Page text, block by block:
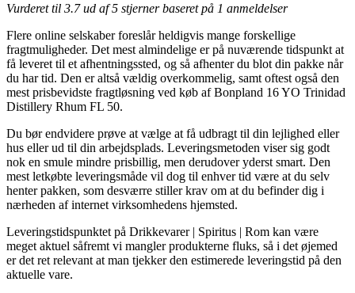
Vurderet til 3.7ud af 5 stjerner baseret på 1 anmeldelser
Flere online selskaber foreslår heldigvis mange forskellige
fragtmuligheder. Det mest almindelige er på nuværende tidspunkt at
få leveret til et afhentningssted, og så afhenter du blot din pakke når
du har tid. Den er altså vældig overkommelig, samt oftest også den
mest prisbevidste fragtløsning ved køb af Bonpland 16 YO Trinidad
Distillery Rhum FL 50.
Du bør endvidere prøve at vælge at få udbragt til din lejlighed eller
hus eller ud til din arbejdsplads. Leveringsmetoden viser sig godt
nok en smule mindre prisbillig, men derudover yderst smart. Den
mest letkøbte leveringsmåde vil dog til enhver tid være at du selv
henter pakken, som desværre stiller krav om at du befinder dig i
nærheden af internet virksomhedens hjemsted.
Leveringstidspunktet på Drikkevarer | Spiritus | Rom kan være
meget aktuel såfremt vi mangler produkterne fluks, så i det øjemed
er det ret relevant at man tjekker den estimerede leveringstid på den
aktuelle vare.